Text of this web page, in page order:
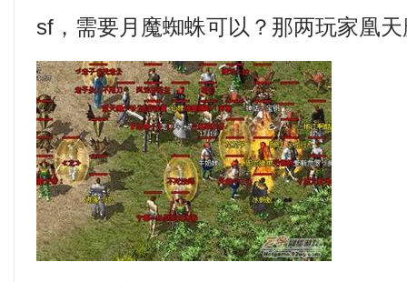
sf，需要月魔蜘蛛可以？那两玩家凰